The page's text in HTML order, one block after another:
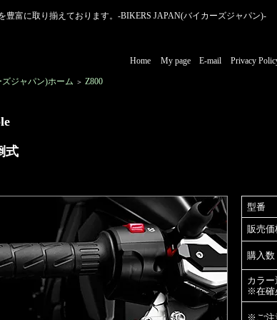
富に取り揃えております。-BIKERS JAPAN(バイカーズジャパン)-
Home My page E-mail Privacy
ジャパン)ホーム ＞ Z800
式
型番
販売価
購入数
カラー
※在確
※ご注